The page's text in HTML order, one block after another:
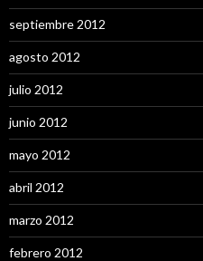
septiembre 2012
agosto 2012
julio 2012
junio 2012
mayo 2012
abril 2012
marzo 2012
febrero 2012